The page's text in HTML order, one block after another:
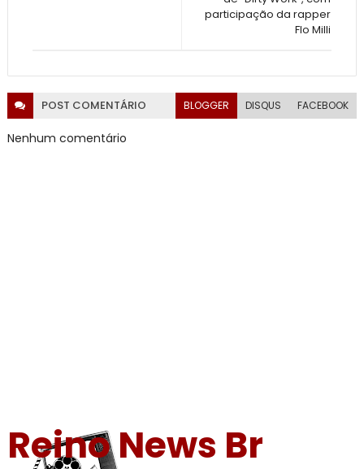
participação da rapper
Flo Milli
POST COMENTÁRIO BLOGGER DISQUS FACEBOOK
Nenhum comentário
Reino News Br